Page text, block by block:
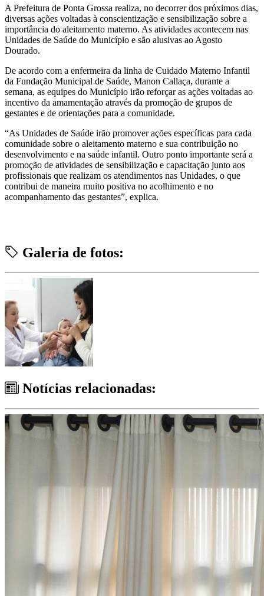
A Prefeitura de Ponta Grossa realiza, no decorrer dos próximos dias,
diversas ações voltadas à conscientização e sensibilização sobre a
importância do aleitamento materno. As atividades acontecem nas
Unidades de Saúde do Município e são alusivas ao Agosto
Dourado.
De acordo com a enfermeira da linha de Cuidado Materno Infantil
da Fundação Municipal de Saúde, Manon Callaça, durante a
semana, as equipes do Município irão reforçar as ações voltadas ao
incentivo da amamentação através da promoção de grupos de
gestantes e de orientações para a comunidade.
“As Unidades de Saúde irão promover ações específicas para cada
comunidade sobre o aleitamento materno e sua contribuição no
desenvolvimento e na saúde infantil. Outro ponto importante será a
promoção de atividades de sensibilização e capacitação junto aos
profissionais que realizam os atendimentos nas Unidades, o que
contribui de maneira muito positiva no acolhimento e no
acompanhamento das gestantes”, explica.
Galeria de fotos:
Notícias relacionadas: